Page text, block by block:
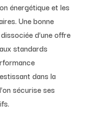
énergétique et les
Une bonne
d’une offre
standards
dans la
sécurise ses